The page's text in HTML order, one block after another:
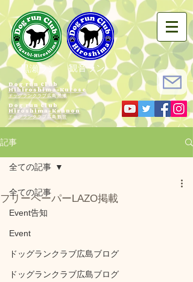
黒瀬ラン 観音ラン
Dog run Club
Hihiroshima-Kurose
ドッグランクラブ広島黒瀬
Dog run Club
Hiroshima-Kannon
​ドッグランクラブ広島観音
記事
全ての記事
Event告知
Event
ドッグランクラブ広島ブログ
ドッグランクラブ広島ブログ
全ての記事
フリーペーパーLAZO掲載